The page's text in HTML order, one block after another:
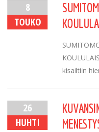
8
TOUKO
kisailtiin
26
HUHTI